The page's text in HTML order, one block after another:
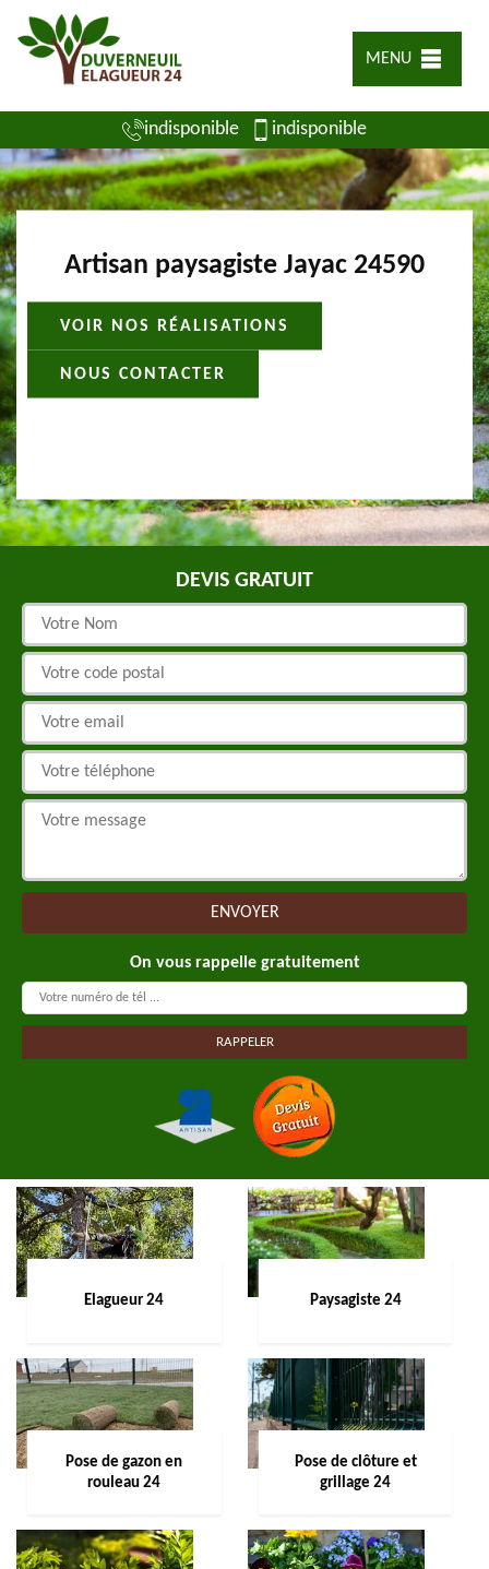
MENU
indisponible indisponible
Artisan paysagiste Jayac 24590
VOIR NOS RÉALISATIONS
NOUS CONTACTER
DEVIS GRATUIT
On vous rappelle gratuitement
Elagueur 24 Paysagiste 24
Pose de gazon en
rouleau 24
Pose de clôture et
grillage 24